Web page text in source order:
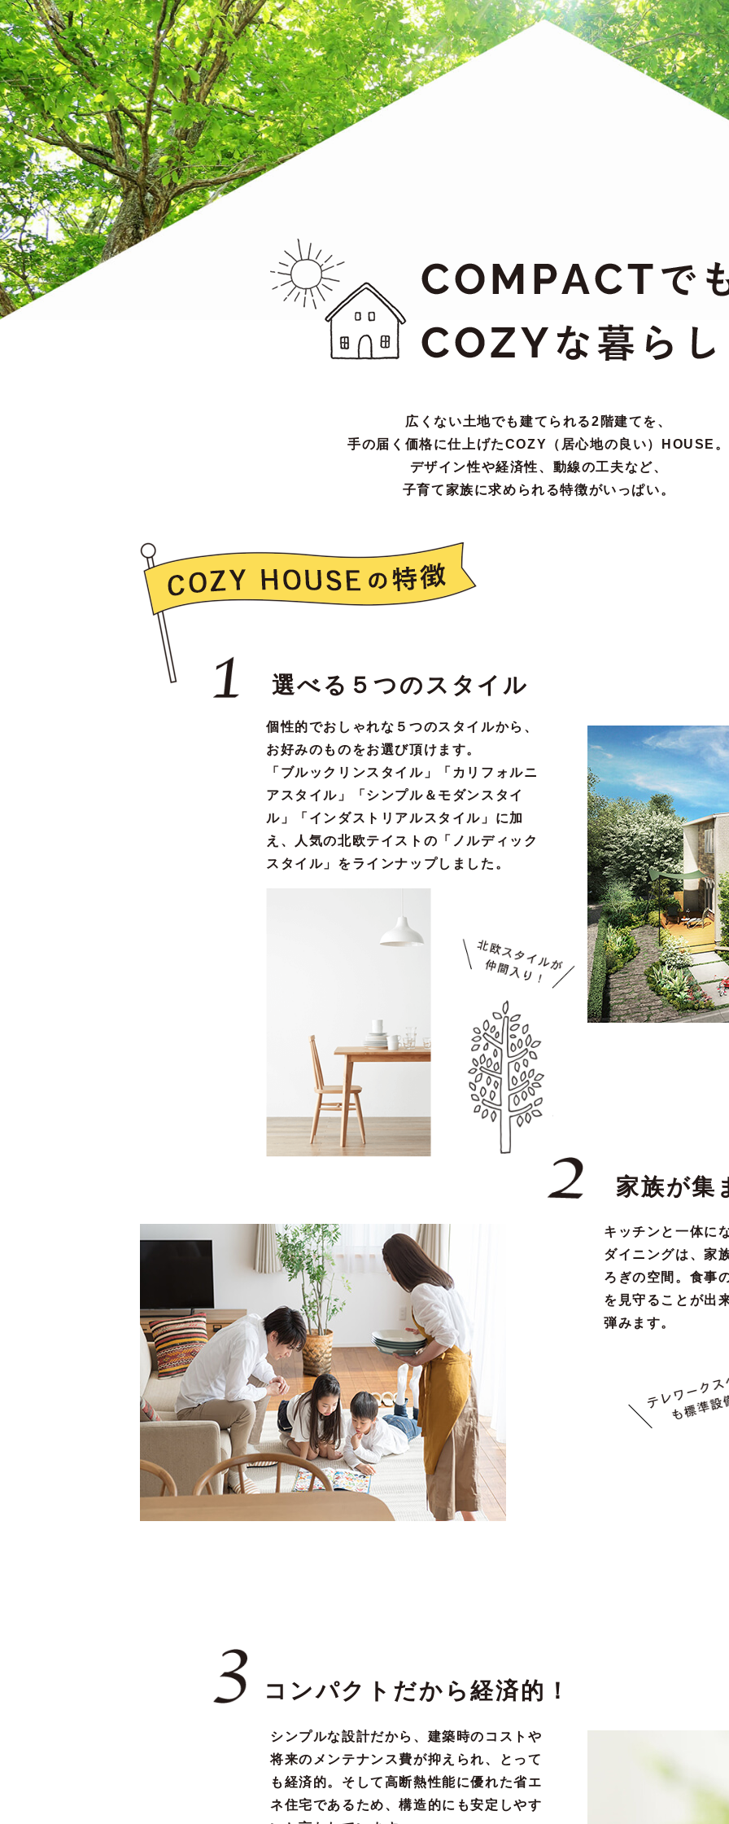
広くない土地でも建てられる2階建てを、
手の届く価格に仕上げたCOZY（居心地の良い）HOUSE。
デザイン性や経済性、動線の工夫など、
子育て家族に求められる特徴がいっぱい。
選べる５つのスタイル
個性的でおしゃれな５つのスタイルから、
お好みのものをお選び頂けます。
「ブルックリンスタイル」「カリフォルニ
アスタイル」「シンプル＆モダンスタイ
ル」「インダストリアルスタイル」に加
え、人気の北欧テイストの「ノルディック
スタイル」をラインナップしました。
家族が集
キッチンと一体に
ダイニングは、家
ろぎの空間。食事
を見守ることが出
弾みます。
コンパクトだから経済的！
シンプルな設計だから、建築時のコストや
将来のメンテナンス費が抑えられ、とって
も経済的。そして高断熱性能に優れた省エ
ネ住宅であるため、構造的にも安定しやす